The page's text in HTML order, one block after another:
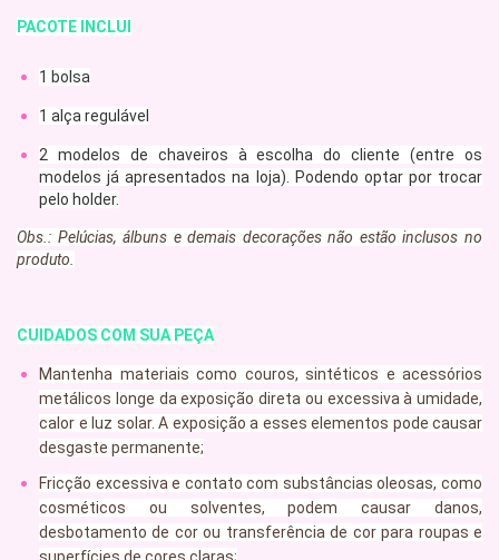
PACOTE INCLUI
1 bolsa
1 alça regulável
2 modelos de chaveiros à escolha do cliente(entre os
modelos já apresentados na loja). Podendo optar por trocar
pelo holder.
Obs.: Pelúcias, álbuns e demais decorações não estão inclusos no
produto.
CUIDADOS COM SUA PEÇA
Mantenha materiais como couros, sintéticos e acessórios
metálicos longe da exposição direta ou excessiva à umidade,
calor e luz solar. A exposição a esses elementos pode causar
desgaste permanente;
Fricção excessiva e contato com substâncias oleosas, como
cosméticos ou solventes, podem causar danos,
desbotamento de cor ou transferência de cor para roupas e